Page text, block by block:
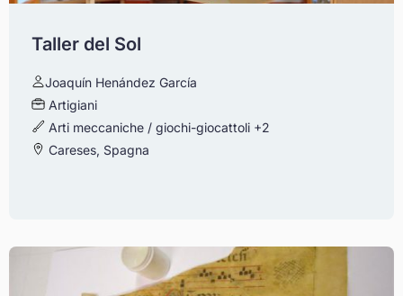
Taller del Sol
Joaquín Henández García
Artigiani
Arti meccaniche / giochi-giocattoli +2
Careses, Spagna